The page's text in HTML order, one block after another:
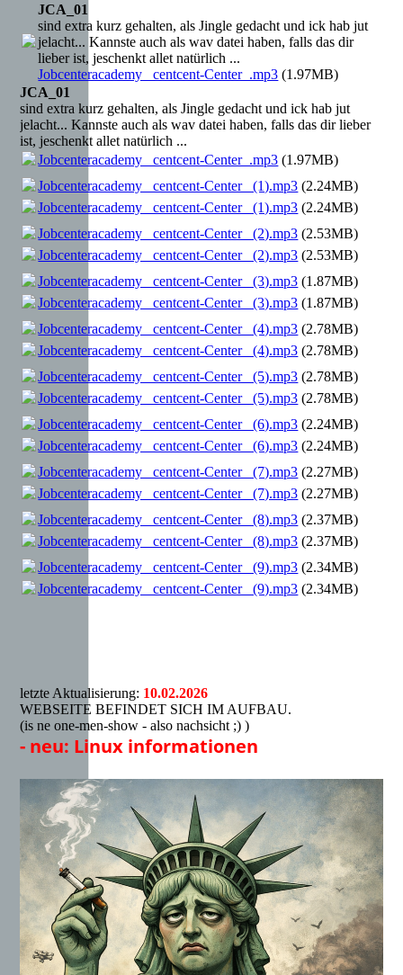
JCA_01
sind extra kurz gehalten, als Jingle gedacht und ick hab jut
jelacht... Kannste auch als wav datei haben, falls das dir
lieber ist, jeschenkt allet natürlich ...
Jobcenteracademy _centcent-Center_.mp3 (1.97MB)
JCA_01
sind extra kurz gehalten, als Jingle gedacht und ick hab jut
jelacht... Kannste auch als wav datei haben, falls das dir lieber
ist, jeschenkt allet natürlich ...
Jobcenteracademy _centcent-Center_.mp3 (1.97MB)
Jobcenteracademy _centcent-Center_ (1).mp3 (2.24MB)
Jobcenteracademy _centcent-Center_ (1).mp3 (2.24MB)
Jobcenteracademy _centcent-Center_ (2).mp3 (2.53MB)
Jobcenteracademy _centcent-Center_ (2).mp3 (2.53MB)
Jobcenteracademy _centcent-Center_ (3).mp3 (1.87MB)
Jobcenteracademy _centcent-Center_ (3).mp3 (1.87MB)
Jobcenteracademy _centcent-Center_ (4).mp3 (2.78MB)
Jobcenteracademy _centcent-Center_ (4).mp3 (2.78MB)
Jobcenteracademy _centcent-Center_ (5).mp3 (2.78MB)
Jobcenteracademy _centcent-Center_ (5).mp3 (2.78MB)
Jobcenteracademy _centcent-Center_ (6).mp3 (2.24MB)
Jobcenteracademy _centcent-Center_ (6).mp3 (2.24MB)
Jobcenteracademy _centcent-Center_ (7).mp3 (2.27MB)
Jobcenteracademy _centcent-Center_ (7).mp3 (2.27MB)
Jobcenteracademy _centcent-Center_ (8).mp3 (2.37MB)
Jobcenteracademy _centcent-Center_ (8).mp3 (2.37MB)
Jobcenteracademy _centcent-Center_ (9).mp3 (2.34MB)
Jobcenteracademy _centcent-Center_ (9).mp3 (2.34MB)
letzte Aktualisierung: 10.02.2026
WEBSEITE BEFINDET SICH IM AUFBAU.
(is ne one-men-show - also nachsicht ;) )
- neu: Linux informationen